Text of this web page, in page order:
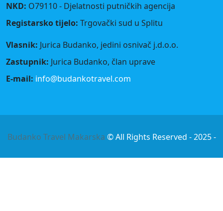
NKD: O79110 - Djelatnosti putničkih agencija
Registarsko tijelo: Trgovački sud u Splitu
Vlasnik: Jurica Budanko, jedini osnivač j.d.o.o.
Zastupnik: Jurica Budanko, član uprave
E-mail: info@budankotravel.com
Budanko Travel Makarska © All Rights Reserved - 2025 -